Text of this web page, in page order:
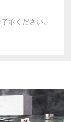
承ください。